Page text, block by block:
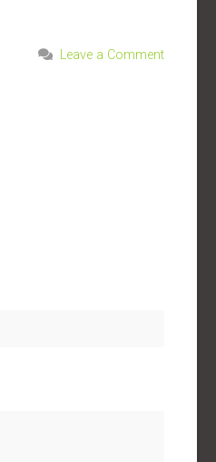
Leave a Comment